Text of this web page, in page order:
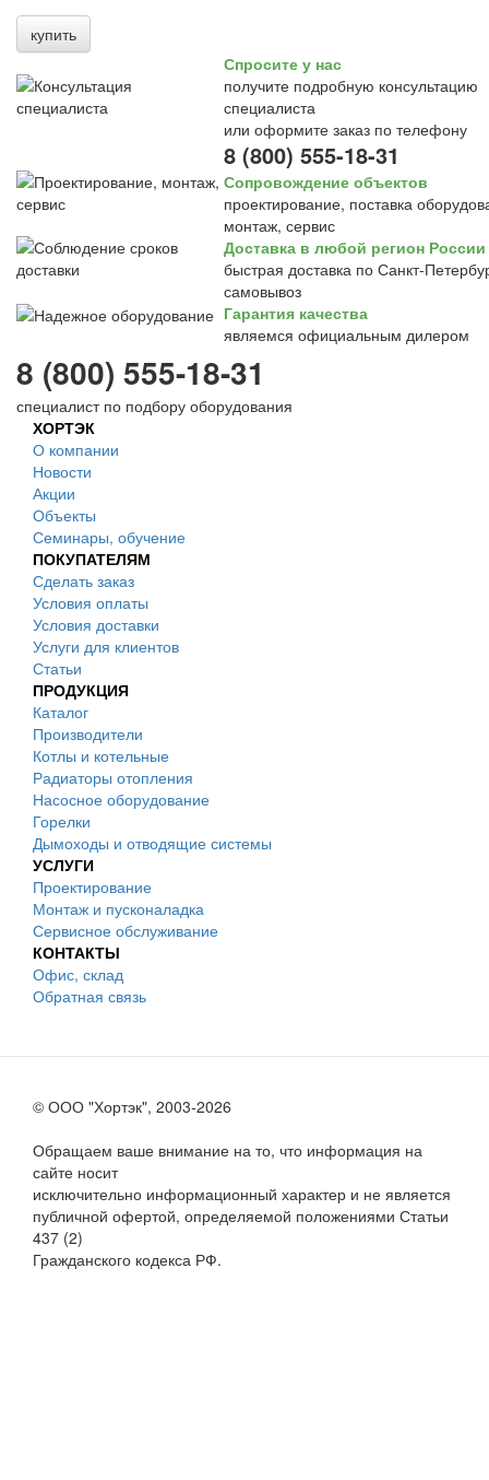
купить
Спросите у нас
получите подробную консультацию
специалиста
или оформите заказ по телефону
8 (800) 555-18-31
Сопровождение объектов
проектирование, поставка
монтаж, сервис
Доставка в любой регион России
быстрая доставка по Санкт-
самовывоз
Гарантия качества
являемся официальным дилером
8 (800) 555-18-31
специалист по подбору оборудования
ХОРТЭК
О компании
Новости
Акции
Объекты
Семинары, обучение
ПОКУПАТЕЛЯМ
Сделать заказ
Условия оплаты
Условия доставки
Услуги для клиентов
Статьи
ПРОДУКЦИЯ
Каталог
Производители
Котлы и котельные
Радиаторы отопления
Насосное оборудование
Горелки
Дымоходы и отводящие системы
УСЛУГИ
Проектирование
Монтаж и пусконаладка
Сервисное обслуживание
КОНТАКТЫ
Офис, склад
Обратная связь
© ООО "Хортэк", 2003-2026
Обращаем ваше внимание на то, что информация на
сайте носит
исключительно информационный характер и не является
публичной офертой, определяемой положениями Статьи
437 (2)
Гражданского кодекса РФ.